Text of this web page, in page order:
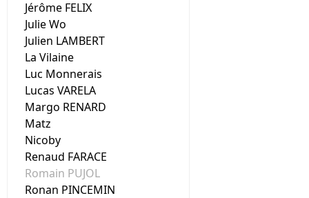
Jérôme FELIX
Julie Wo
Julien LAMBERT
La Vilaine
Luc Monnerais
Lucas VARELA
Margo RENARD
Matz
Nicoby
Renaud FARACE
Romain PUJOL
Ronan PINCEMIN